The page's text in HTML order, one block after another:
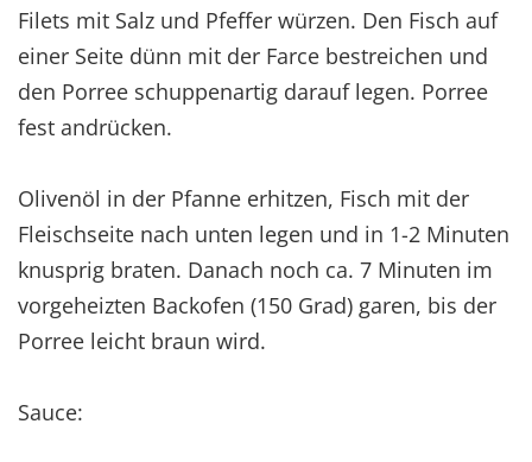
Filets mit Salz und Pfeffer würzen. Den Fisch auf
einer Seite dünn mit der Farce bestreichen und
den Porree schuppenartig darauf legen. Porree
fest andrücken.
Olivenöl in der Pfanne erhitzen, Fisch mit der
Fleischseite nach unten legen und in 1-2 Minuten
knusprig braten. Danach noch ca. 7 Minuten im
vorgeheizten Backofen (150 Grad) garen, bis der
Porree leicht braun wird.
Sauce: